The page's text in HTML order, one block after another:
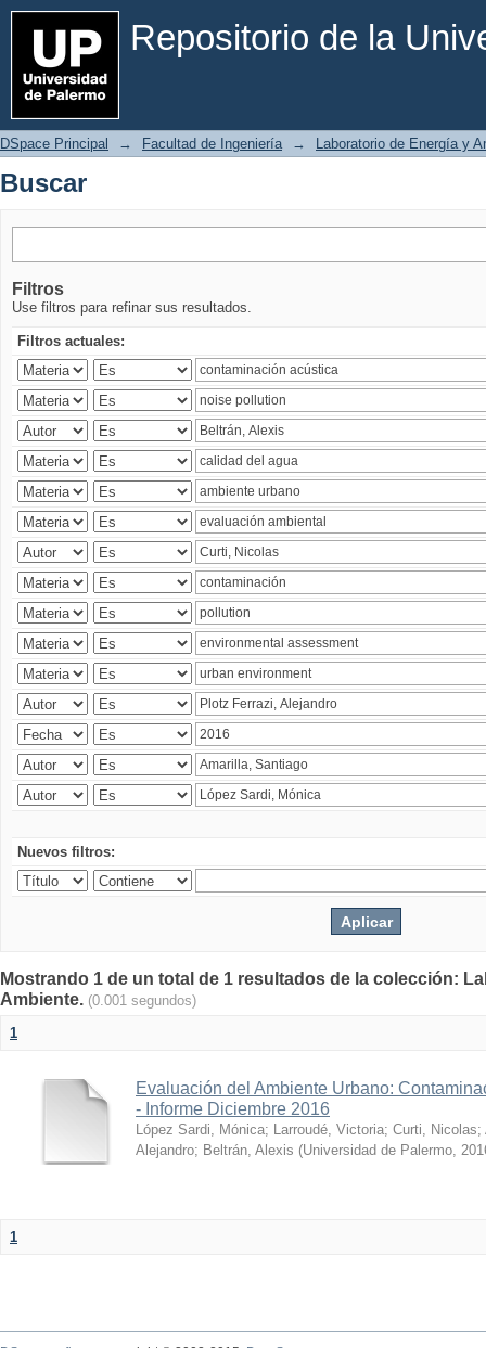
Repositorio de la
Buscar
DSpace Principal → Facultad de Ingeniería → Laboratorio de Energía y
Buscar
Filtros
Use filtros para refinar sus resultados.
Filtros actuales:
Nuevos filtros:
Mostrando 1 de un total de 1 resultados de la colección:
Ambiente. (0.001 segundos)
1
Evaluación del Ambiente Urbano:
- Informe Diciembre 2016
López Sardi, Mónica; Larroudé, Victoria; Curti, Nicolas;
Alejandro; Beltrán, Alexis (Universidad de Palermo,
1